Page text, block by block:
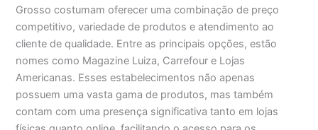
Grosso costumam oferecer uma combinação de preço
competitivo, variedade de produtos e atendimento ao
cliente de qualidade. Entre as principais opções, estão
nomes como Magazine Luiza, Carrefour e Lojas
Americanas. Esses estabelecimentos não apenas
possuem uma vasta gama de produtos, mas também
contam com uma presença significativa tanto em lojas